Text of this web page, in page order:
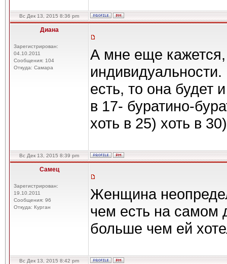
Вс Дек 13, 2015 8:36 pm
Диана
Зарегистрирован:
04.10.2011
Сообщения: 104
Откуда: Самара
А мне еще кажется,
есть, то она будет
в 17- буратино-
хоть в 25) хоть в
Вс Дек 13, 2015 8:39 pm
Самец
Зарегистрирован:
19.10.2011
Сообщения: 96
Откуда: Курган
Женщина
чем есть на самом
больше чем ей
Вс Дек 13, 2015 8:42 pm